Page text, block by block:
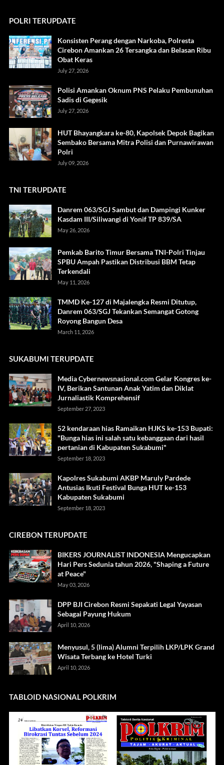
POLRI TERUPDATE
Konsisten Perang dengan Narkoba, Polresta
Cirebon Amankan 26 Tersangka dan Belasan Ribu
Obat Keras
July 27, 2026
Polisi Amankan Oknum PNS Pelaku Pembunuhan
Sadis di Gegesik
July 27, 2026
HUT Bhayangkara ke-80, Kapolsek Depok Bagikan
Sembako Bersama Mitra Polisi dan Purnawirawan
Polri
July 09, 2026
TNI TERUPDATE
Danrem 063/SGJ Sambut dan Dampingi Kunker
Kasdam III/Siliwangi di Yonif TP 839/SA
May 26, 2026
Pemkab Barito Timur Bersama TNI-Polri Tinjau
SPBU Ampah Pastikan Distribusi BBM Tetap
Terkendali
May 11, 2026
TMMD Ke-127 di Majalengka Resmi Ditutup,
Danrem 063/SGJ Tekankan Semangat Gotong
Royong Bangun Desa
March 11, 2026
SUKABUMI TERUPDATE
Media Cybernewsnasional.com Gelar Kongres ke-
IV, Berikan Santunan Anak Yatim dan Diklat
Jurnaliastik Komprehensif
September 27, 2023
52 kendaraan hias Ramaikan HJKS ke-153 Bupati:
"Bunga hias ini salah satu kebanggaan dari hasil
pertanian di Kabupaten Sukabumi"
September 18, 2023
Kapolres Sukabumi AKBP Maruly Pardede
Antusias Ikuti Festival Bunga HUT ke-153
Kabupaten Sukabumi
September 18, 2023
CIREBON TERUPDATE
BIKERS JOURNALIST INDONESIA Mengucapkan
Hari Pers Sedunia tahun 2026, "Shaping a Future
at Peace"
May 03, 2026
DPP BJI Cirebon Resmi Sepakati Legal Yayasan
Sebagai Payung Hukum
April 10, 2026
Menyusul, 5 (lima) Alumni Terpilih LKP/LPK Grand
Wisata Terbang ke Hotel Turki
April 10, 2026
TABLOID NASIONAL POLKRIM